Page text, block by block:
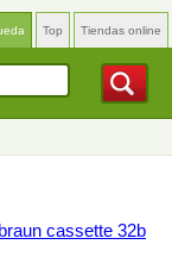
Top Tiendas online
braun cassette 32b